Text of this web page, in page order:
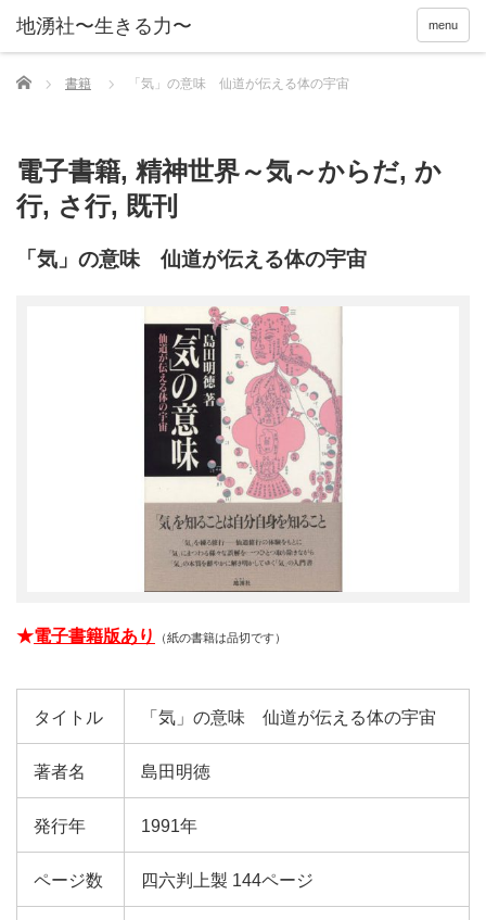
menu
Home 書籍 「気」の意味 仙道が伝える体の宇宙
電子書籍, 精神世界～気～からだ, か
行, さ行, 既刊
「気」の意味 仙道が伝える体の宇宙
★電子書籍版あり （紙の書籍は品切です）
タイトル 「気」の意味 仙道が伝える体の宇宙
著者名 島田明徳
発行年 1991年
ページ数 四六判上製 144ページ